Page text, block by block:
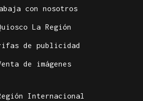
con nosotros
La Región
de publicidad
de imágenes
Internacional